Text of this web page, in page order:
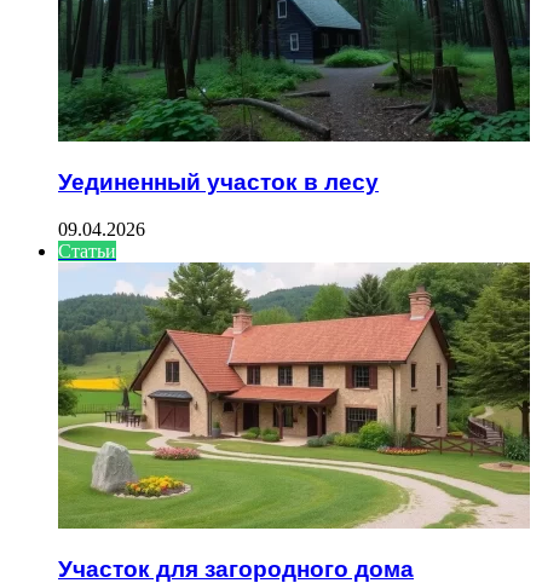
Уединенный участок в лесу
09.04.2026
Статьи
Участок для загородного дома